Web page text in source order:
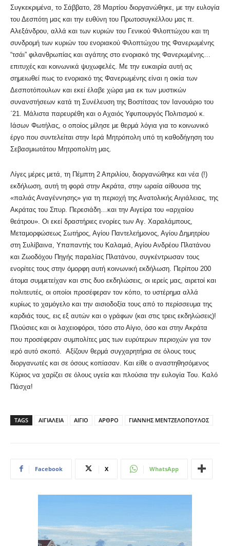
Συγκεκριμένα, το Σάββατο, 28 Μαρτίου διοργανώθηκε, με την ευλογία
του Δεσπότη μας και την ευθύνη του Πρωτοσυγκέλλου μας π.
Αλεξάνδρου, αλλά και των κυριών του Γενικού Φιλοπτώχου και τη
συνδρομή των κυριών του ενοριακού Φιλοπτώχου της Φανερωμένης
“τσάι” φιλανθρωπίας και αγάπης στο ενοριακό της Φανερωμένης…
επιτυχές και κοινωνικά ψυχωφελές. Με την ευκαιρία αυτή ας
σημειωθεί πως το ενοριακό της Φανερωμένης είναι η οικία των
Δεσποτόπουλων και εκεί έλαβε χώρα μια εκ των μυστικών
συνανστήσεων κατά τη Συνέλευση της Βοστίτσας τον Ιανουάριο του
΄21. Μάλιστα παρευρέθη και ο Αχαιός Υφυπουργός Πολιτισμού κ.
Ιάσων Φωτήλας, ο οποίος μίλησε με θερμά λόγια για το κοινωνικό
έργο που συντελείται στην Ιερά Μητρόπολη υπό τη καθοδήγηση του
Σεβασμιωτάτου Μητροπολίτη μας.
Λίγες μέρες μετά, τη Πέμπτη 2 Απριλίου, διοργανώθηκε και νέα (!)
εκδήλωση, αυτή τη φορά στην Ακράτα, στην ωραία αίθουσα της
«παλιάς Αναγέννησης» για τη περιοχή της Ανατολικής Αιγιάλειας, της
Ακράτας του Σπυρ. Περεσιάδη…και την Αιγείρα του «αρχαίου
θεάτρου». Οι εκεί δραστήριες ενορίες των Αγ. Χαραλάμπους,
Μεταμορφώσεως Σωτήρος, Αγίου Παντελεήμονος, Αγίου Δημητρίου
στη Συλίβαινα, Υπαπαντής του Καλαμιά, Αγίου Ανδρέου Πλατάνου
και Ζωοδόχου Πηγής παραλίας Πλατάνου, συγκέντρωσαν τους
ενορίτες τους στην όμορφη αυτή κοινωνική εκδήλωση. Περίπου 200
άτομα συμμετείχαν και στις δυο εκδηλώσεις, οι ιερείς μας, αιρετοί και
πολιτευτές, οι οποίοι προσέφεραν τον κόπο, το υστέρημα αλλά
κυρίως το χαμόγελο και την αισιοδοξία τους από το περίσσευμα της
καρδιάς τους, εις εξ αυτών και ο γράφων (και στις τρεις εκδηλώσεις)!
Πλούσιες και οι λαχειοφόροι, τόσο στο Αίγιο, όσο και στην Ακράτα
που προσέφεραν συμπολίτες μας των ευρύτερων περιοχών για τον
ιερό αυτό σκοπό. Αξίζουν θερμά συγχαρητήρια σε όλους τους
διοργανωτές και σε όσους κοπίασαν. Και είθε ο αναστηθησόμενος
Κύριος να χαρίζει σε όλους υγεία και πλούσια την ευλογία Του. Καλό
Πάσχα!
TAGS ΑΙΓΙΑΛΕΙΑ ΑΙΓΙΟ ΑΡΘΡΟ ΓΙΑΝΝΗΣ ΜΕΝΤΖΕΛΟΠΟΥΛΟΣ
Facebook X WhatsApp